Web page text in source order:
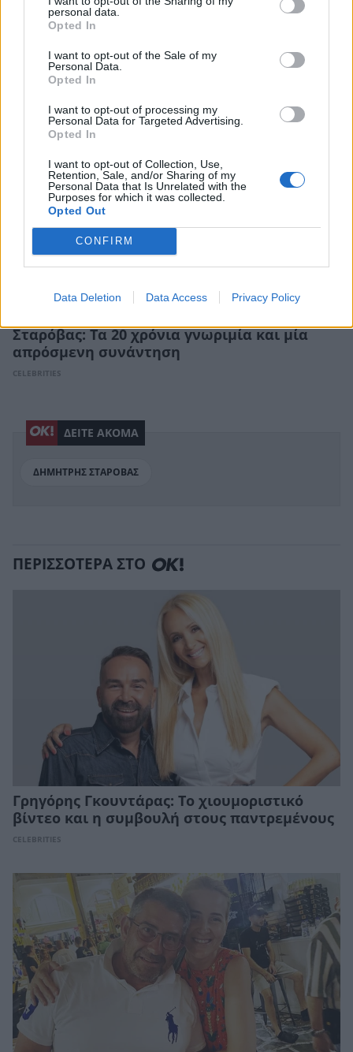
personal data.
Opted In
I want to opt-out of the Sale of my
Personal Data.
Opted In
I want to opt-out of processing my
Personal Data for Targeted Advertising.
Opted In
I want to opt-out of Collection, Use,
Retention, Sale, and/or Sharing of my
Personal Data that Is Unrelated with the
Purposes for which it was collected.
Opted Out
CONFIRM
Data Deletion Data Access Privacy Policy
εξομολόγηση για τα παιδικά του χρόνια – «Ο
πατέρας μου με το που έμεινε η μητέρα μου
έγκυος, την έκανε»
CELEBRITIES
Σταρόβας: Τα 20 χρόνια γνωριμία και μία
απρόσμενη συνάντηση
CELEBRITIES
ΔΕΙΤΕ ΑΚΟΜΑ
ΔΗΜΗΤΡΗΣ ΣΤΑΡΟΒΑΣ
ΠΕΡΙΣΣΟΤΕΡΑ ΣΤΟ
Γρηγόρης Γκουντάρας: Το χιουμοριστικό
βίντεο και η συμβουλή στους παντρεμένους
CELEBRITIES